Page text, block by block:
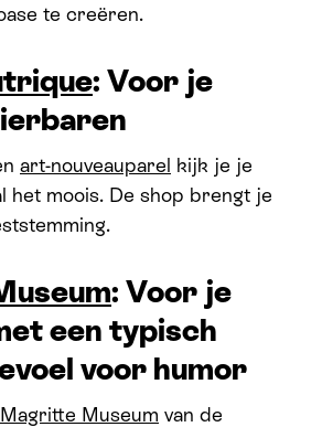
te creëren.
: Voor je
art-nouveauparel kijk je je
het moois. De shop brengt je
: Voor je
een typisch
voor humor
Museum van de